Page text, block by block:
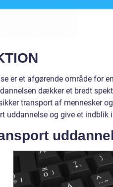
er et afgørende område for
dækker et bredt
transport af mennesker
uddannelse og give et indblik